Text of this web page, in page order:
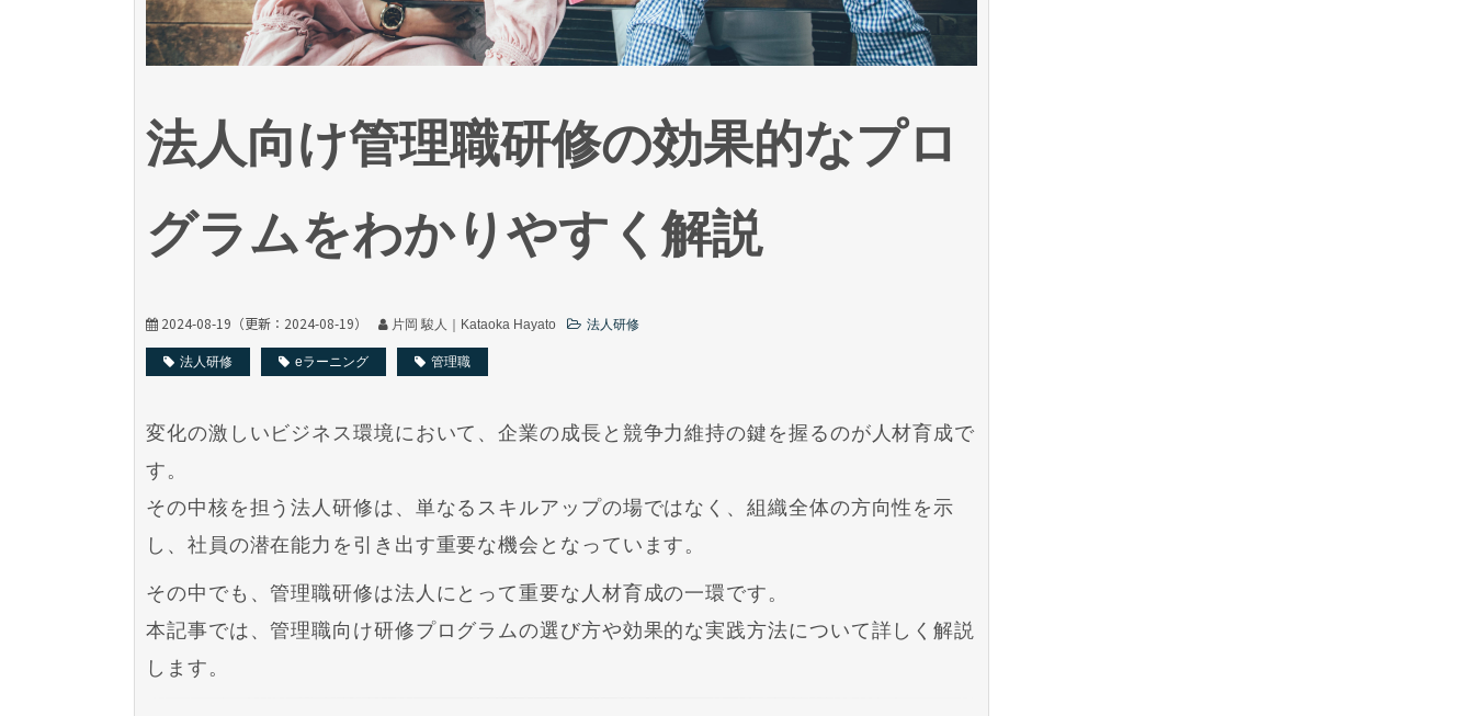
法人向け管理職研修の効果的なプロ
グラムをわかりやすく解説
2024-08-19 （更新： 2024-08-19） 片岡 駿人｜Kataoka Hayato 法人研修
法人研修 eラーニング 管理職
変化の激しいビジネス環境において、企業の成長と競争力維持の鍵を握るのが人材育成で
す。
その中核を担う法人研修は、単なるスキルアップの場ではなく、組織全体の方向性を示
し、社員の潜在能力を引き出す重要な機会となっています。
その中でも、管理職研修は法人にとって重要な人材育成の一環です。
本記事では、管理職向け研修プログラムの選び方や効果的な実践方法について詳しく解説
します。